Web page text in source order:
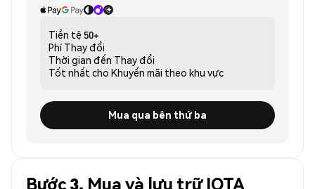
Tiền tệ 50+
Phí Thay đổi
Thời gian đến Thay đổi
Tốt nhất cho Khuyến mãi theo khu vực
Mua qua bên thứ ba
Bước 3. Mua và lưu trữ IOTA